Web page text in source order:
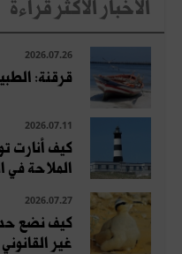
الأخبار الأكثر قراءة
2026.07.26
قرقنة:
2026.07.11
كيف أنارت
الملاحة في
2026.07.27
كيف نضع
غير